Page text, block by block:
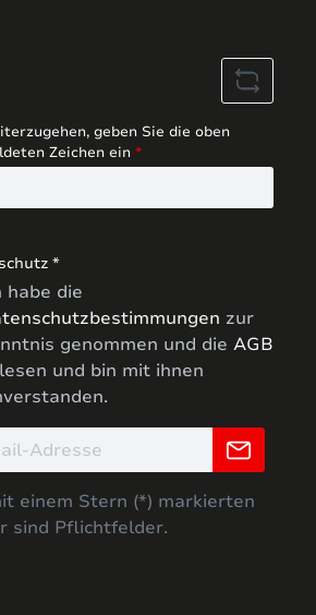
geben Sie die oben
Zeichen ein *
*
habe die
zur
genommen und die AGB
und bin mit ihnen
einem Stern (*) markierten
sind Pflichtfelder.